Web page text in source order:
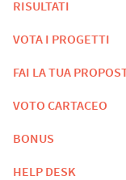
RISULTATI
VOTA I PROGETTI
FAI LA TUA
VOTO CARTACEO
BONUS
HELP DESK